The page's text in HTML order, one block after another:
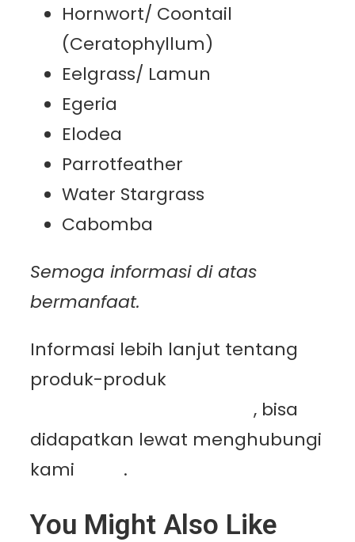
Hornwort/ Coontail
(Ceratophyllum)
Eelgrass/ Lamun
Egeria
Elodea
Parrotfeather
Water Stargrass
Cabomba
Semoga informasi di atas
bermanfaat.
Informasi lebih lanjut tentang
produk-produk
, bisa
didapatkan lewat menghubungi
kami
.
You Might Also Like